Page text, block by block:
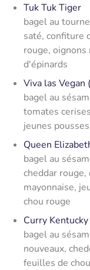
Tuk Tuk Tiger
bagel au
saté, confiture
rouge, oignons
d'épinards
Viva las Vegan
bagel au
tomates
jeunes
Queen
bagel au
cheddar
mayonnaise,
chou rouge
Curry Kentucky
bagel au
nouveaux,
feuilles de